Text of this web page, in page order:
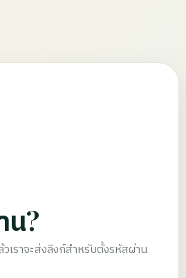
น?
เราจะส่งลิงก์สำหรับตั้งรหัสผ่าน